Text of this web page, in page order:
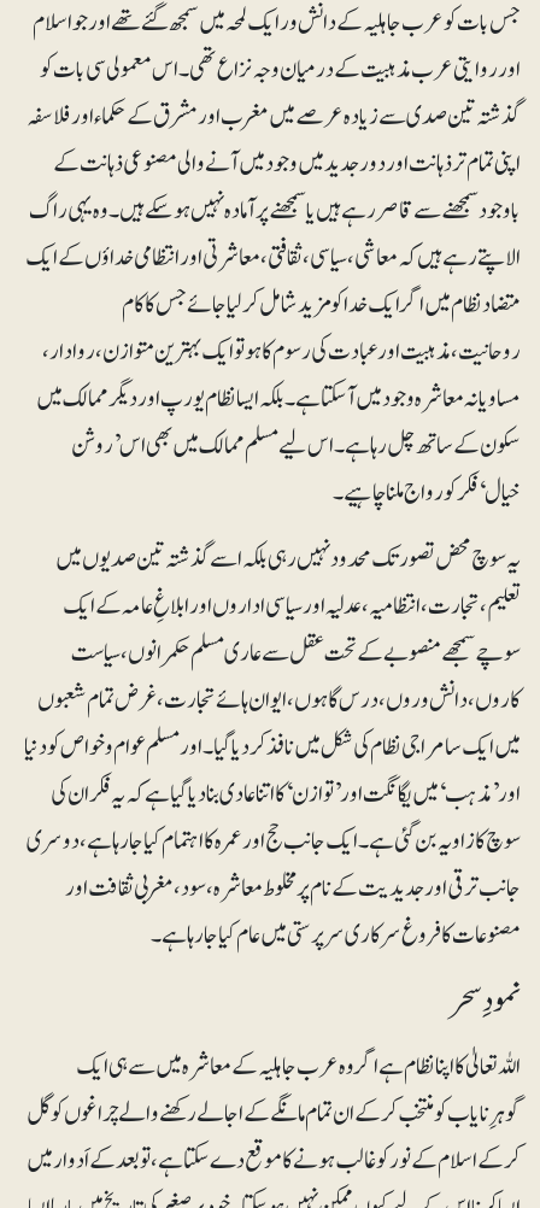
جس بات کو عرب جاہلیہ کے دانش ور ایک لمحہ میں سمجھ گئے تھے اور جو اسلام
اور روایتی عرب مذہبیت کے درمیان وجہ نزا ع تھی۔ اس معمولی سی بات کو
گذشتہ تین صدی سے زیادہ عرصے میں مغرب اور مشرق کے حکماء اور فلاسفہ
اپنی تمام تر ذہانت اور دور جدید میں وجود میں آنے والی مصنوعی ذہانت کے
باوجود سمجھنے سے قاصر رہے ہیں یا سمجھنے پر آمادہ نہیں ہوسکے ہیں۔ وہ یہی راگ
الاپتے رہے ہیں کہ معاشی، سیاسی، ثقافتی، معاشرتی اور انتظامی خداؤں کے ایک
متضاد نظام میں اگر ایک خدا کو مزید شامل کر لیا جائے جس کا کام
روحانیت،مذہبیت اور عبادت کی رسوم کا ہو تو ایک بہترین متوازن، روادار،
مساویانہ معاشرہ وجود میں آ سکتا ہے۔ بلکہ ایسا نظام یورپ اور دیگر ممالک میں
سکون کے ساتھ چل رہا ہے۔ اس لیے مسلم ممالک میں بھی اس ’روشن
خیال‘فکر کو رواج ملنا چاہیے۔
یہ سوچ محض تصور تک محدود نہیں رہی بلکہ اسے گذشتہ تین صدیوں میں
تعلیم، تجارت، انتظامیہ، عدلیہ اور سیاسی اداروں اور ابلاغِ عامہ کے ایک
سوچے سمجھے منصوبے کے تحت عقل سے عاری مسلم حکمرانوں، سیاست
کاروں، دانش وروں، درس گاہوں، ایوان ہائے تجارت، غرض تمام شعبوں
میں ایک سامراجی نظام کی شکل میں نافذ کر دیا گیا۔ اور مسلم عوام و خواص کو دنیا
اور ’مذہب‘ میں یگانگت اور ’توازن‘ کا اتنا عادی بنا دیا گیا ہے کہ یہ فکر ان کی
سوچ کا زاویہ بن گئی ہے۔ ایک جانب حج اور عمرہ کا اہتمام کیا جا رہا ہے، دوسری
جانب ترقی اور جدیدیت کے نام پر مخلوط معاشرہ، سود، مغربی ثقافت اور
مصنوعات کا فروغ سرکاری سرپرستی میں عام کیا جارہا ہے۔
نمودِ سحر
اللہ تعالیٰ کا اپنا نظام ہے اگر وہ عرب جاہلیہ کے معاشرہ میں سے ہی ایک
گوہرِنایاب کو منتخب کر کے ان تمام مانگے کے اجالے رکھنے والے چراغوں کو گل
کر کے اسلام کے نور کو غالب ہونے کا موقع دے سکتا ہے، تو بعد کے اَدوار میں